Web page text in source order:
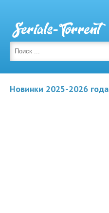
Новинки 2025-2026 года